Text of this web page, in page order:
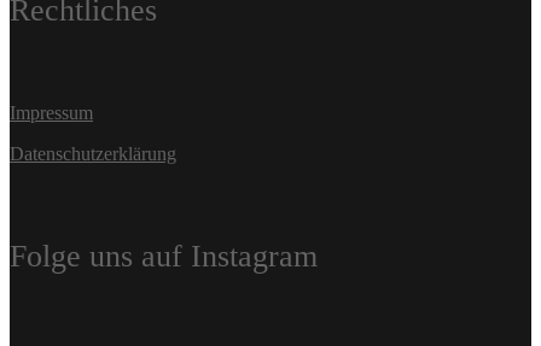
Rechtliches
Impressum
Datenschutzerklärung
Folge uns auf Instagram